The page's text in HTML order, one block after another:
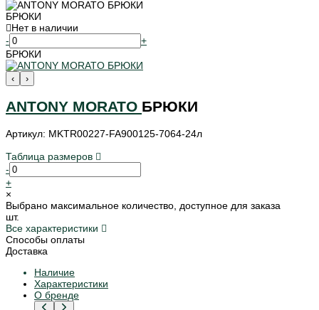
БРЮКИ
Нет в наличии
-
+
БРЮКИ
‹ ›
ANTONY MORATO БРЮКИ
Артикул: MKTR00227-FA900125-7064-24л
Таблица размеров
-
+
×
Выбрано максимальное количество, доступное для заказа
шт.
Все характеристики
Способы оплаты
Доставка
Наличие
Характеристики
О бренде